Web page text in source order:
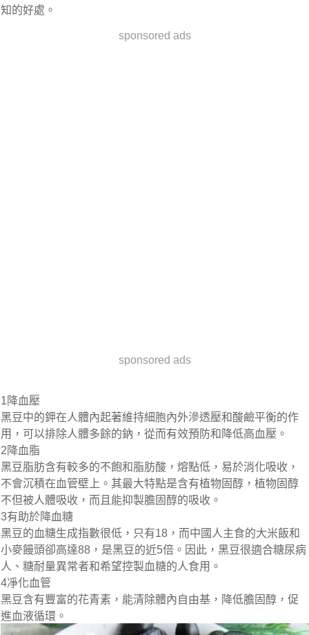
知的好處。
sponsored ads
sponsored ads
1 降血壓
黑豆中的鉀在人體內起著維持細胞內外滲透壓和酸鹼平衡的作
用，可以排除人體多餘的鈉，從而有效預防和降低高血壓。
2 降血脂
黑豆脂肪含有較多的不飽和脂肪酸，熔點低，易於消化吸收，
不會沉積在血管壁上。其最大特點是含有植物固醇，植物固醇
不但被人體吸收，而且能抑製膽固醇的吸收。
3有助於降血糖
黑豆的血糖生成指數很低，只有18，而中國人主食的大米飯和
小麥饅頭卻高達88，是黑豆的近5倍。因此，黑豆很適合糖尿病
人、糖耐量異常者和希望控製血糖的人食用。
4凈化血管
黑豆含有豐富的花青素，能清除體內自由基，降低膽固醇，促
進血液循環。